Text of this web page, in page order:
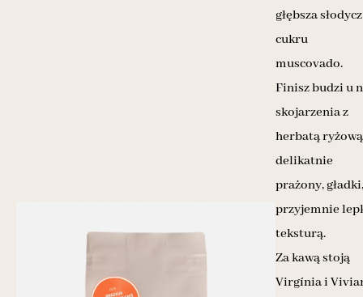
głębsza słodycz
cukru
muscovado.
Finisz budzi u
skojarzenia z
herbatą
delikatnie
prażony,
przyjemnie
teksturą.
Za kawą stoją
Virgínia i